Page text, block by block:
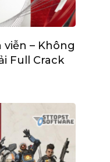
viễn – Không
Full Crack